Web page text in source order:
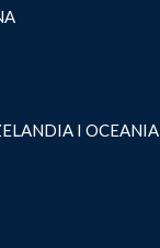
I OCEANIA